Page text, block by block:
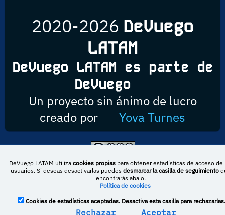
2020-2026 DeVuego
LATAM
DeVuego LATAM es parte de
DeVuego
Un proyecto sin ánimo de lucro
creado por
Yova Turnes
Esta obra está bajo una licencia de Creative Commons Reconocimiento-
NoComercial-CompartirIgual 4.0 Internacional
DeVuego España
DeVuego LATAM
DeVuego LATAM utiliza cookies propiaspara obtener estadísticas de acceso de
usuarios. Si deseas desactivarlas puedes desmarcar la casilla de seguimiento
encontrarás abajo.
Política de cookies
Cookies de estadísticas aceptadas. Desactiva esta casilla para rechazarlas.
Rechazar Aceptar